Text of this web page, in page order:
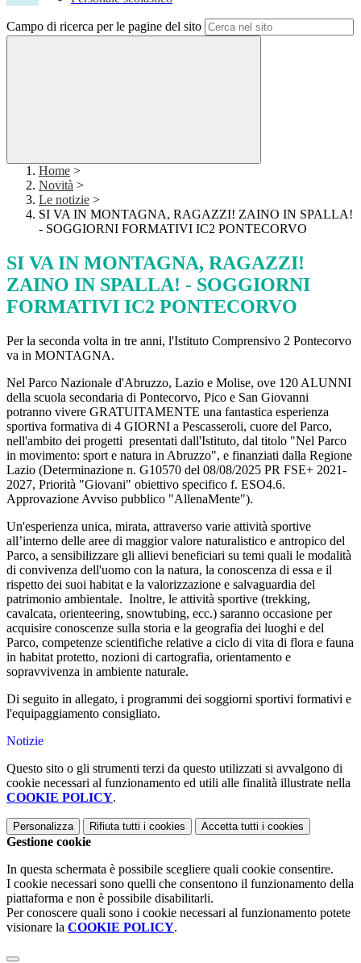
Campo di ricerca per le pagine del sito
Home >
Novità >
Le notizie >
SI VA IN MONTAGNA, RAGAZZI! ZAINO IN SPALLA!
- SOGGIORNI FORMATIVI IC2 PONTECORVO
SI VA IN MONTAGNA, RAGAZZI!
ZAINO IN SPALLA! - SOGGIORNI
FORMATIVI IC2 PONTECORVO
Per la seconda volta in tre anni, l'Istituto Comprensivo 2 Pontecorvo
va in MONTAGNA.
Nel Parco Nazionale d'Abruzzo, Lazio e Molise, ove 120 ALUNNI
della scuola secondaria di Pontecorvo, Pico e San Giovanni
potranno vivere GRATUITAMENTE una fantastica esperienza
sportiva formativa di 4 GIORNI a Pescasseroli, cuore del Parco,
nell'ambito dei progetti presentati dall'Istituto, dal titolo "Nel Parco
in movimento: sport e natura in Abruzzo", e finanziati dalla Regione
Lazio (Determinazione n. G10570 del 08/08/2025 PR FSE+ 2021-
2027, Priorità "Giovani" obiettivo specifico f. ESO4.6.
Approvazione Avviso pubblico "AllenaMente").
Un'esperienza unica, mirata, attraverso varie attività sportive
all’interno delle aree di maggior valore naturalistico e antropico del
Parco, a sensibilizzare gli allievi beneficiari su temi quali le modalità
di convivenza dell'uomo con la natura, la conoscenza di essa e il
rispetto dei suoi habitat e la valorizzazione e salvaguardia del
patrimonio ambientale. Inoltre, le attività sportive (trekking,
cavalcata, orienteering, snowtubing, ecc.) saranno occasione per
acquisire conoscenze sulla storia e la geografia dei luoghi e del
Parco, competenze scientifiche relative a ciclo di vita di flora e fauna
in habitat protetto, nozioni di cartografia, orientamento e
sopravvivenza in ambiente naturale.
Di seguito in allegato, i programmi dei soggiorni sportivi formativi e
l'equipaggiamento consigliato.
Notizie
Questo sito o gli strumenti terzi da questo utilizzati si avvalgono di
cookie necessari al funzionamento ed utili alle finalità illustrate nella
COOKIE POLICY.
Personalizza Rifiuta tutti i cookies Accetta tutti i cookies
Gestione cookie
In questa schermata è possibile scegliere quali cookie consentire.
I cookie necessari sono quelli che consentono il funzionamento della
piattaforma e non è possibile disabilitarli.
Per conoscere quali sono i cookie necessari al funzionamento potete
visionare la COOKIE POLICY.